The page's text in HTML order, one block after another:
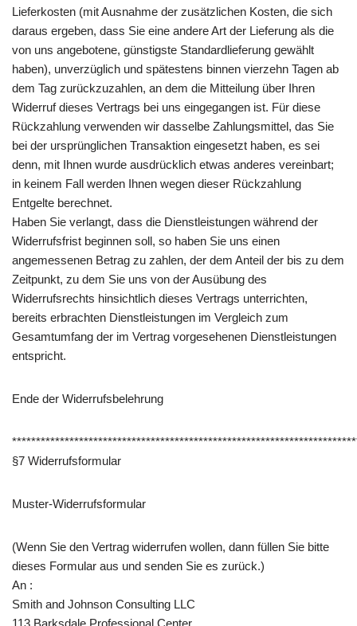
Lieferkosten (mit Ausnahme der zusätzlichen Kosten, die sich
daraus ergeben, dass Sie eine andere Art der Lieferung als die
von uns angebotene, günstigste Standardlieferung gewählt
haben), unverzüglich und spätestens binnen vierzehn Tagen ab
dem Tag zurückzuzahlen, an dem die Mitteilung über Ihren
Widerruf dieses Vertrags bei uns eingegangen ist. Für diese
Rückzahlung verwenden wir dasselbe Zahlungsmittel, das Sie
bei der ursprünglichen Transaktion eingesetzt haben, es sei
denn, mit Ihnen wurde ausdrücklich etwas anderes vereinbart;
in keinem Fall werden Ihnen wegen dieser Rückzahlung
Entgelte berechnet.
Haben Sie verlangt, dass die Dienstleistungen während der
Widerrufsfrist beginnen soll, so haben Sie uns einen
angemessenen Betrag zu zahlen, der dem Anteil der bis zu dem
Zeitpunkt, zu dem Sie uns von der Ausübung des
Widerrufsrechts hinsichtlich dieses Vertrags unterrichten,
bereits erbrachten Dienstleistungen im Vergleich zum
Gesamtumfang der im Vertrag vorgesehenen Dienstleistungen
entspricht.
Ende der Widerrufsbelehrung
§7 Widerrufsformular
Muster-Widerrufsformular
(Wenn Sie den Vertrag widerrufen wollen, dann füllen Sie bitte
dieses Formular aus und senden Sie es zurück.)
An :
Smith and Johnson Consulting LLC
113 Barksdale Professional Center